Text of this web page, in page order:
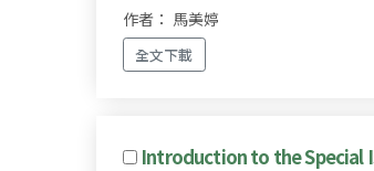
作者： 馬美婷
全文下載
Introduction to the Special